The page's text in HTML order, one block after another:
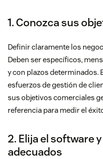
1. Conozca sus
Definir claramente los
Deben ser específicos,
y con plazos determinados.
esfuerzos de gestión de
sus objetivos comerciales
referencia para medir el
2. Elija el software
adecuados